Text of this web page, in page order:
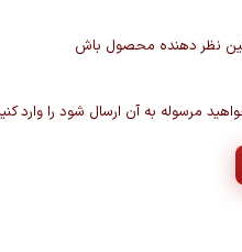
نظر دهنده محصول باش
مرسوله به آن ارسال شود را وارد